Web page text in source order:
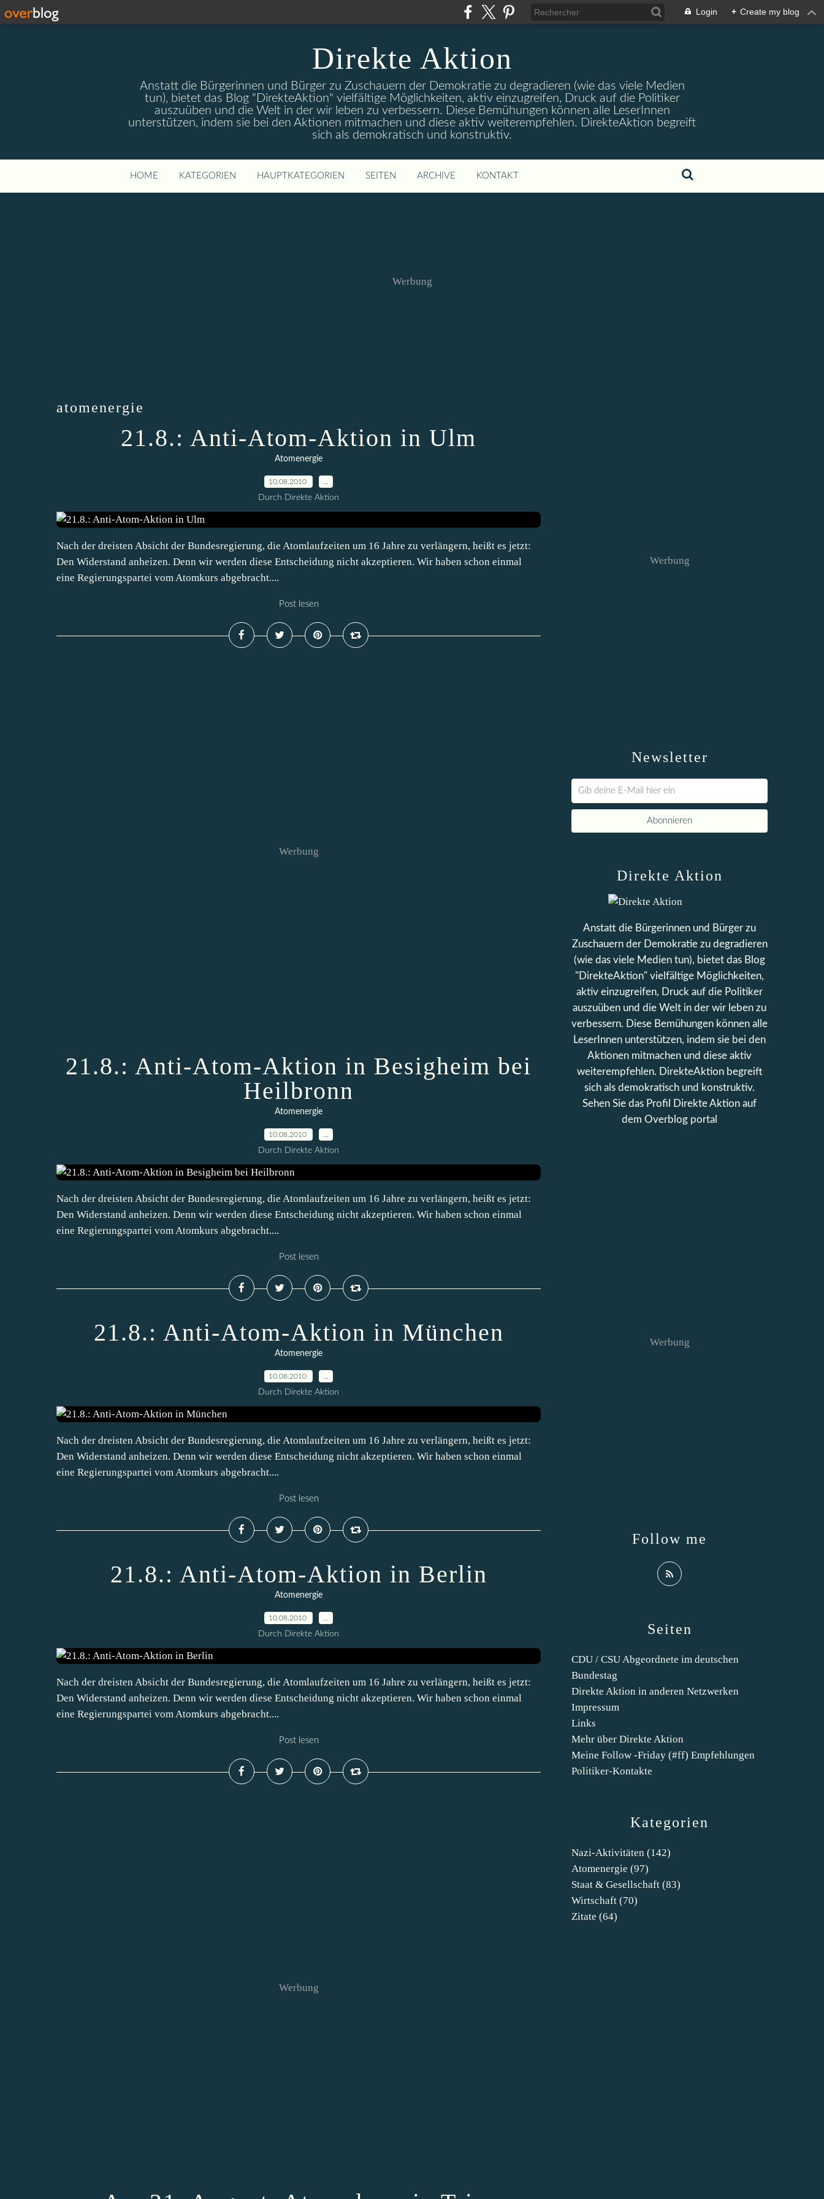
Login + Create my blog
Direkte Aktion
Anstatt die Bürgerinnen und Bürger zu Zuschauern der Demokratie zu degradieren (wie das viele Medien
tun), bietet das Blog "DirekteAktion" vielfältige Möglichkeiten, aktiv einzugreifen, Druck auf die Politiker
auszuüben und die Welt in der wir leben zu verbessern. Diese Bemühungen können alle LeserInnen
unterstützen, indem sie bei den Aktionen mitmachen und diese aktiv weiterempfehlen. DirekteAktion begreift
sich als demokratisch und konstruktiv.
HOME KATEGORIEN HAUPTKATEGORIEN SEITEN ARCHIVE KONTAKT
Werbung
atomenergie
21.8.: Anti-Atom-Aktion in Ulm
Atomenergie
10.08.2010
Durch Direkte Aktion
Nach der dreisten Absicht der Bundesregierung, die Atomlaufzeiten um 16 Jahre zu verlängern, heißt es jetzt:
Den Widerstand anheizen. Denn wir werden diese Entscheidung nicht akzeptieren. Wir haben schon einmal
eine Regierungspartei vom Atomkurs abgebracht....
Post lesen
Werbung
21.8.: Anti-Atom-Aktion in Besigheim bei
Heilbronn
Atomenergie
10.08.2010
Durch Direkte Aktion
Nach der dreisten Absicht der Bundesregierung, die Atomlaufzeiten um 16 Jahre zu verlängern, heißt es jetzt:
Den Widerstand anheizen. Denn wir werden diese Entscheidung nicht akzeptieren. Wir haben schon einmal
eine Regierungspartei vom Atomkurs abgebracht....
Post lesen
21.8.: Anti-Atom-Aktion in München
Atomenergie
10.08.2010
Durch Direkte Aktion
Nach der dreisten Absicht der Bundesregierung, die Atomlaufzeiten um 16 Jahre zu verlängern, heißt es jetzt:
Den Widerstand anheizen. Denn wir werden diese Entscheidung nicht akzeptieren. Wir haben schon einmal
eine Regierungspartei vom Atomkurs abgebracht....
Post lesen
21.8.: Anti-Atom-Aktion in Berlin
Atomenergie
10.08.2010
Durch Direkte Aktion
Nach der dreisten Absicht der Bundesregierung, die Atomlaufzeiten um 16 Jahre zu verlängern, heißt es jetzt:
Den Widerstand anheizen. Denn wir werden diese Entscheidung nicht akzeptieren. Wir haben schon einmal
eine Regierungspartei vom Atomkurs abgebracht....
Post lesen
Werbung
Newsletter
Werbung
Kategorien
Nazi-Aktivitäten (142)
Atomenergie (97)
Staat & Gesellschaft (83)
Wirtschaft (70)
Zitate (64)
Seiten
CDU / CSU Abgeordnete im deutschen
Bundestag
Direkte Aktion in anderen Netzwerken
Impressum
Links
Mehr über Direkte Aktion
Meine Follow -Friday (#ff) Empfehlungen
Politiker-Kontakte
Direkte Aktion
Anstatt die Bürgerinnen und Bürger zu
Zuschauern der Demokratie zu degradieren
(wie das viele Medien tun), bietet das Blog
"DirekteAktion" vielfältige Möglichkeiten,
aktiv einzugreifen, Druck auf die Politiker
auszuüben und die Welt in der wir leben zu
verbessern. Diese Bemühungen können alle
LeserInnen unterstützen, indem sie bei den
Aktionen mitmachen und diese aktiv
weiterempfehlen. DirekteAktion begreift
sich als demokratisch und konstruktiv.
Sehen Sie das Profil
Direkte Aktion auf
dem Overblog portal
Follow me
Werbung